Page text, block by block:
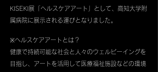
KISEKI展「ヘルスケアアート」として、高知大学附
属病院に展示される運びとなりました。
※ヘルスケアアートとは？
健康で持続可能な社会と人々のウェルビーイングを
目指し、アートを活用して医療福祉施設などの環境